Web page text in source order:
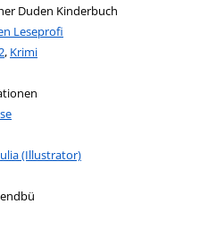
Duden Kinderbuch
Leseprofi
Interessenskreis
, Krimi
dieser Beteiligten Person
(Illustrator)